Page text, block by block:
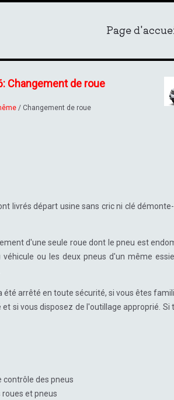
Page
Changement de roue
/ Changement de roue
livrés départ usine sans cric ni clé
d'une seule roue dont le pneu est
ou les deux pneus d'un même
arrêté en toute sécurité, si vous êtes
si vous disposez de l'outillage approprié. Si
des pneus
et pneus